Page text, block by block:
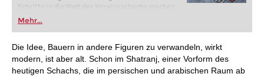
Schritte in die Welt des Vereinsschachs machen
oder bereits auf Turnierniveau spielen: Mit
FRITZ trainieren Sie effizienter, intelligenter und
individueller als je zuvor.
Mehr...
Die Idee, Bauern in andere Figuren zu verwandeln, wirkt
modern, ist aber alt. Schon im Shatranj, einer Vorform des
heutigen Schachs, die im persischen und arabischen Raum ab